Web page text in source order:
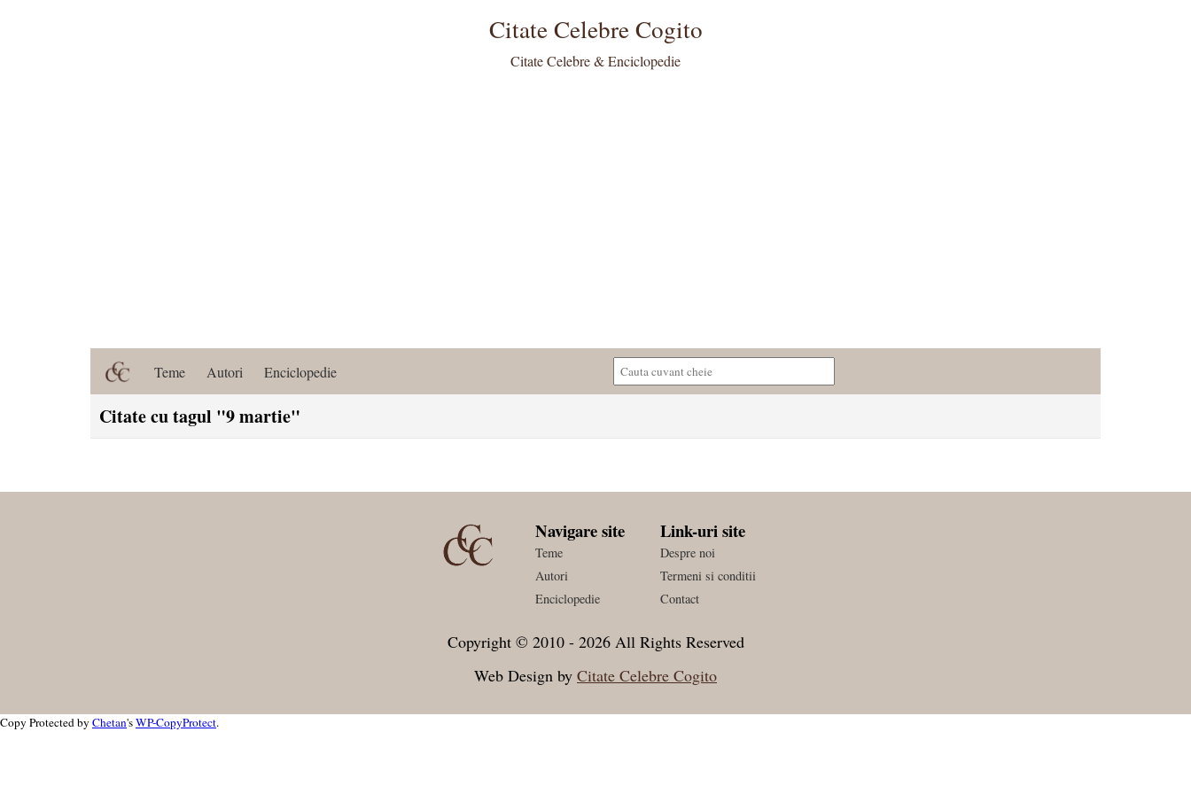
Citate Celebre Cogito
Citate Celebre & Enciclopedie
Teme Autori Enciclopedie
Citate cu tagul "9 martie"
Navigare site
Teme
Autori
Enciclopedie
Link-uri site
Despre noi
Termeni si conditii
Contact
Copyright © 2010 - 2026 All Rights Reserved
Web Design by Citate Celebre Cogito
Copy Protected by Chetan'sWP-CopyProtect.